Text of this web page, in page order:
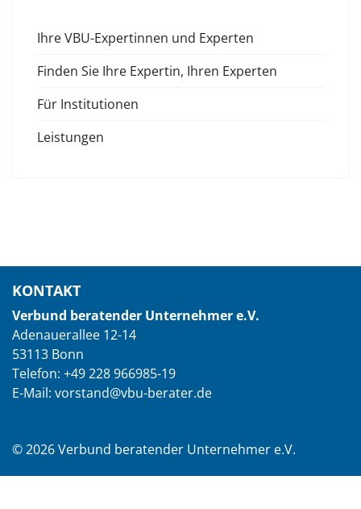
Ihre VBU-Expertinnen und Experten
Finden Sie Ihre Expertin, Ihren Experten
Für Institutionen
Leistungen
KONTAKT
Verbund beratender Unternehmer e.V.
Adenauerallee 12-14
53113 Bonn
Telefon: +49 228 966985-19
E-Mail: vorstand@vbu-berater.de
© 2026 Verbund beratender Unternehmer e.V.